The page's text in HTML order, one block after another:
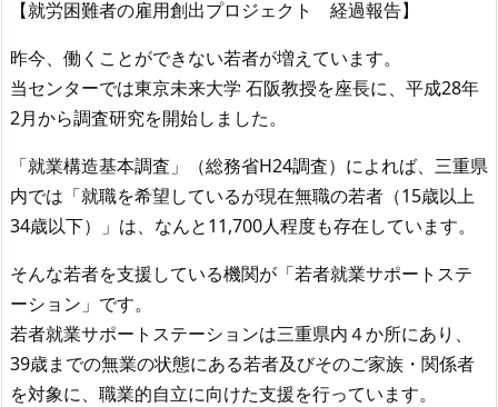
【就労困難者の雇用創出プロジェクト 経過報告】
昨今、働くことができない若者が増えています。
当センターでは東京未来大学 石阪教授を座長に、平成28年
2月から調査研究を開始しました。
「就業構造基本調査」（総務省H24調査）によれば、三重県
内では「就職を希望しているが現在無職の若者（15歳以上
34歳以下）」は、なんと11,700人程度も存在しています。
そんな若者を支援している機関が「若者就業サポートステ
ーション」です。
若者就業サポートステーションは三重県内４か所にあり、
39歳までの無業の状態にある若者及びそのご家族・関係者
を対象に、職業的自立に向けた支援を行っています。